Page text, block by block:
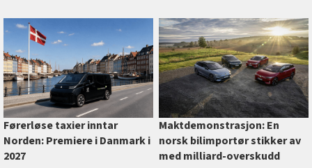
Førerløse taxier inntar
Norden: Premiere i Danmark i
2027
Maktdemonstrasjon: En
norsk bilimportør stikker av
med milliard-overskudd